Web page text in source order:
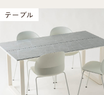
テーブル